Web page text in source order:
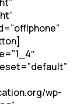
wp-